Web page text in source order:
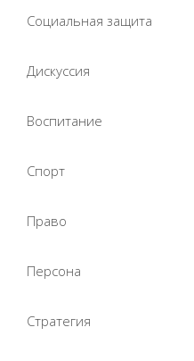
Социальная защита
Дискуссия
Воспитание
Спорт
Право
Персона
Стратегия